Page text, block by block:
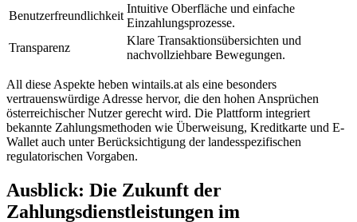
Benutzerfreundlichkeit
Intuitive Oberfläche und einfache
Einzahlungsprozesse.
Transparenz
Klare Transaktionsübersichten und
nachvollziehbare Bewegungen.
All diese Aspekte heben wintails.at als eine besonders
vertrauenswürdige Adresse hervor, die den hohen Ansprüchen
österreichischer Nutzer gerecht wird. Die Plattform integriert
bekannte Zahlungsmethoden wie Überweisung, Kreditkarte und E-
Wallet auch unter Berücksichtigung der landesspezifischen
regulatorischen Vorgaben.
Ausblick: Die Zukunft der
Zahlungsdienstleistungen im